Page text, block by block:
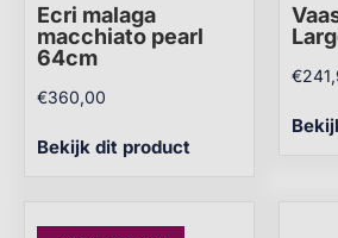
Ecri malaga
macchiato pearl
64cm
€360,00
Bekijk dit product
€